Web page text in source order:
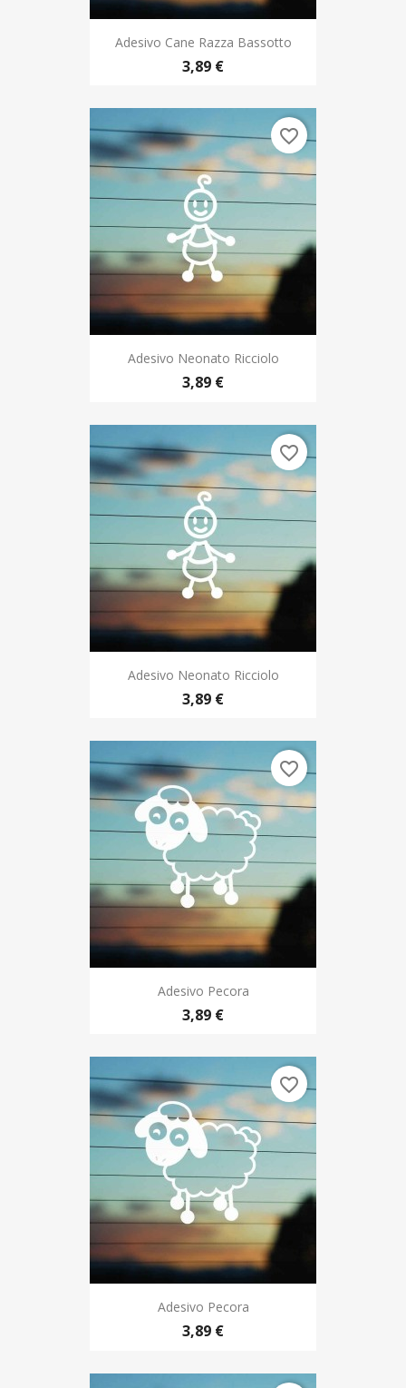
Adesivo Cane Razza Bassotto
3,89 €
Adesivo Neonato Ricciolo
3,89 €
favorite_border
Adesivo Neonato Ricciolo
3,89 €
favorite_border
Adesivo Pecora
3,89 €
favorite_border
Adesivo Pecora
3,89 €
favorite_border